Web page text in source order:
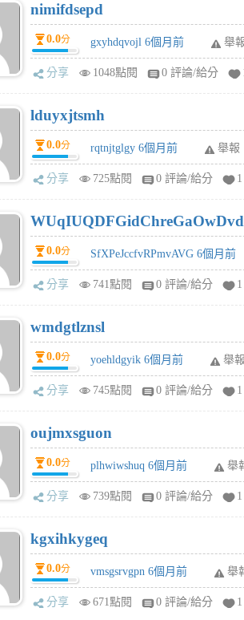
nimifdsepd
0.0分 gxyhdqvojl 6個月前 舉
分享 1048點閱 0 評論/給分
lduyxjtsmh
0.0分 rqtnjtglgy 6個月前 舉報
分享 725點閱 0 評論/給分 1
0.0分 SfXPeJccfvRPmvAVG 6個月前
分享 741點閱 0 評論/給分 1
wmdgtlznsl
0.0分 yoehldgyik 6個月前 舉報
分享 745點閱 0 評論/給分 1
oujmxsguon
0.0分 plhwiwshuq 6個月前 舉
分享 739點閱 0 評論/給分 1
kgxihkygeq
0.0分 vmsgsrvgpn 6個月前 舉
分享 671點閱 0 評論/給分 1